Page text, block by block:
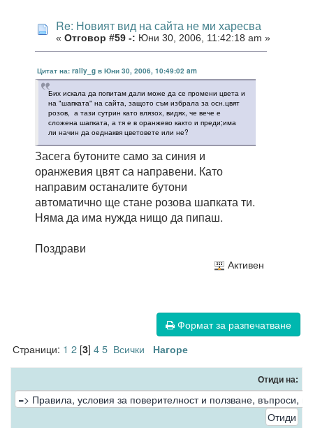
Re: Новият вид на сайта не ми харесва
« Отговор #59 -: Юни 30, 2006, 11:42:18 am »
Цитат на: rally_g в Юни 30, 2006, 10:49:02 am
Бих искала да попитам дали може да се промени цвета и
на "шапката" на сайта, защото съм избрала за осн.цвят
розов, а тази сутрин като влязох, видях, че вече е
сложена шапката, а тя е в оранжево както и преди;има
ли начин да оеднаквя цветовете или не?
Засега бутоните само за синия и
оранжевия цвят са направени. Като
направим останалите бутони
автоматично ще стане розова шапката ти.
Няма да има нужда нищо да пипаш.
Поздрави
Активен
Формат за разпечатване
Страници: 1 2[3] 45 Всички Нагоре
Отиди на: